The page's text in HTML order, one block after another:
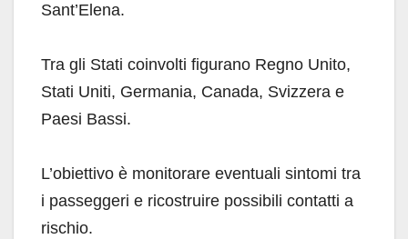
Sant’Elena.
Tra gli Stati coinvolti figurano Regno Unito,
Stati Uniti, Germania, Canada, Svizzera e
Paesi Bassi.
L’obiettivo è monitorare eventuali sintomi tra
i passeggeri e ricostruire possibili contatti a
rischio.